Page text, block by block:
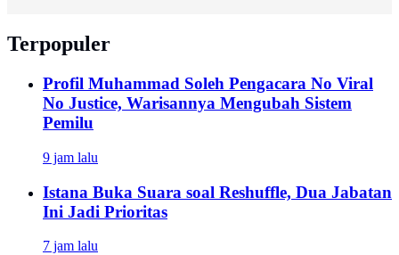
Terpopuler
Profil Muhammad Soleh Pengacara No Viral
No Justice, Warisannya Mengubah Sistem
Pemilu
9 jam lalu
Istana Buka Suara soal Reshuffle, Dua Jabatan
Ini Jadi Prioritas
7 jam lalu